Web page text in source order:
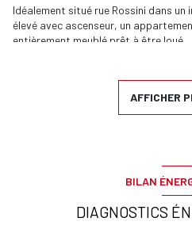
Idéalement situé rue Rossini dans
élevé avec ascenseur, un
entièrement meublé prêt à être loué.
équipée indépendante, salle de bains
Une cave en sous sol accompagne le
Honoraires charge vendeur.
Copropriété: 40 lots principaux
Charges annuelles: 1880€
AFFICHER
BILAN
DIAGNOSTICS